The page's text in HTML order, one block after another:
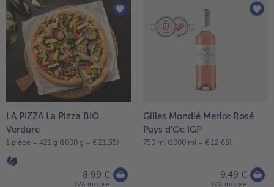
LA PIZZA La Pizza BIO
Verdure
1 pièce = 421 g (1000 g = € 21,35)
8,99 €
TVA incluse
Gilles Mondié Merlot Rosé
Pays d'Oc IGP
750 ml (1000 ml = € 12,65)
9,49 €
TVA incluse